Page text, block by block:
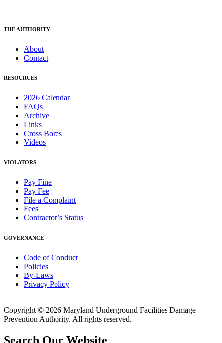
THE AUTHORITY
About
Contact
RESOURCES
2026 Calendar
FAQs
Archive
Links
Cross Bores
Videos
VIOLATORS
Pay Fine
Pay Fee
File a Complaint
Fees
Contractor’s Status
GOVERNANCE
Code of Conduct
Policies
By-Laws
Privacy Policy
Copyright © 2026 Maryland Underground Facilities Damage
Prevention Authority. All rights reserved.
Search Our Website